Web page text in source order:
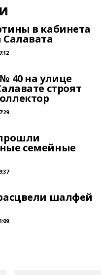
в кабинета
Салавата
40 на улице
строят
семейные
шалфей